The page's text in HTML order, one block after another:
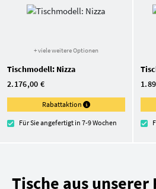
+ viele weitere Optionen
Tischmodell: Nizza
2.176,00 €
Rabattaktion
Für Sie angefertigt in 7-9 Wochen
Tische aus unserer